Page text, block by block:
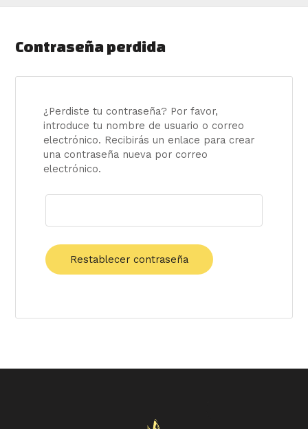
Contraseña perdida
¿Perdiste tu contraseña? Por favor,
introduce tu nombre de usuario o correo
electrónico. Recibirás un enlace para crear
una contraseña nueva por correo
electrónico.
Restablecer contraseña